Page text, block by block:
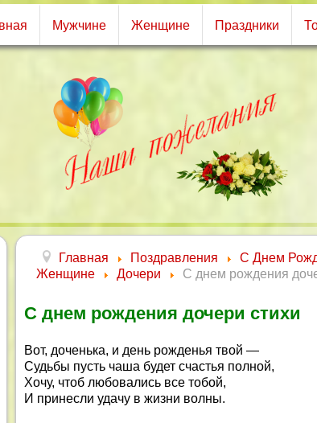
Мужчине Женщине Праздники
Главная Поздравления
С Днем
Женщине
Дочери С днем рождения
С днем рождения дочери стихи
Вот, доченька, и день рожденья твой —
Судьбы пусть чаша будет счастья полной,
Хочу, чтоб любовались все тобой,
И принесли удачу в жизни волны.